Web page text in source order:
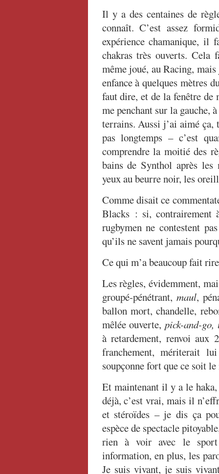
Il y a des centaines de
connaît. C’est assez
expérience chamanique, il
chakras très ouverts. Cela
même joué, au Racing,
enfance à quelques mètres
faut dire, et de la fenêtre de
me penchant sur la gauche,
terrains. Aussi j’ai aimé ça,
pas longtemps – c’est
comprendre la moitié des
bains de Synthol après les
yeux au beurre noir, les
Comme disait ce
Blacks : si, contrairement
rugbymen ne contestent
qu’ils ne savent jamais
Ce qui m’a beaucoup fait
Les règles, évidemment,
groupé-pénétrant, maul,
ballon mort, chandelle,
mêlée ouverte, pick-and-go,
à retardement, renvoi
franchement, mériterait
soupçonne fort que ce soit
Et maintenant il y a le
déjà, c’est vrai, mais il
et stéroïdes – je dis ça
espèce de spectacle
rien à voir avec le
information, en plus, les
Je suis vivant, je suis